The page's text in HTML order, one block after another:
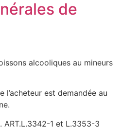
de
alcooliques au mineurs
l’acheteur est demandée au
ART.L.3342-1 et L.3353-3